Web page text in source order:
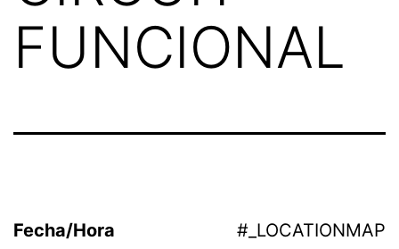
FUNCIONAL
#_LOCATIONMAP
Fecha/Hora